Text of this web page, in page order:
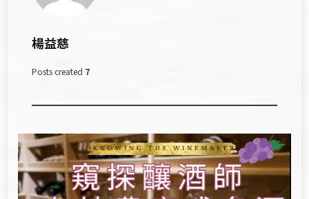
楊益慈
Posts created 7